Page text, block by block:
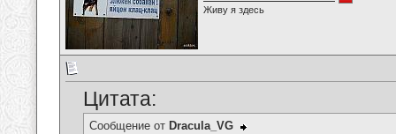
Живу я здесь
Цитата:
Сообщение от Dracula_VG